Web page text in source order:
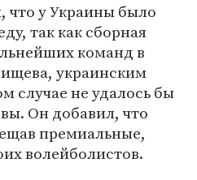
что у Украины было
так как сборная
команд в
украинским
случае не удалось бы
Он добавил, что
премиальные,
волейболистов.